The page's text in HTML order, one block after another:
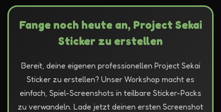
Fange noch heute an, Project Sekai
Sticker zu erstellen
Bereit, deine eigenen professionellen Project Sekai
Sticker zu erstellen? Unser Workshop macht es
einfach, Spiel-Screenshots in teilbare Sticker-Packs
zu verwandeln. Lade jetzt deinen ersten Screenshot